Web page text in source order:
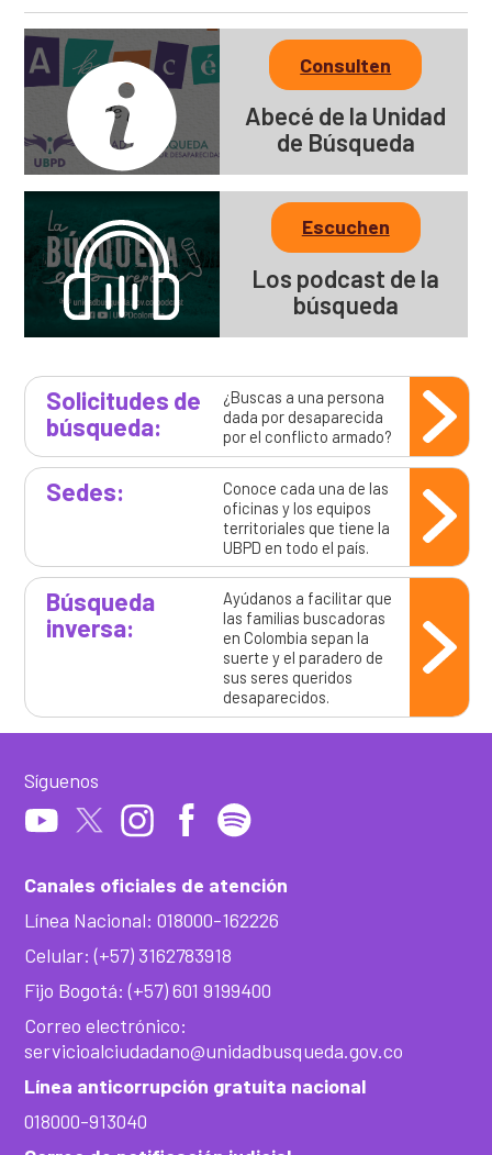
Consulten
Abecé de la Unidad
de Búsqueda
Escuchen
Los podcast de la
búsqueda
Solicitudes de
búsqueda:
¿Buscas a una persona
dada por desaparecida
por el conflicto armado?
Sedes:
Conoce cada una de las
oficinas y los equipos
territoriales que tiene la
UBPD en todo el país.
Búsqueda
inversa:
Ayúdanos a facilitar que
las familias buscadoras
en Colombia sepan la
suerte y el paradero de
sus seres queridos
desaparecidos.
Canales oficiales de atención
Línea Nacional: 018000-162226
Celular: (+57) 3162783918
Fijo Bogotá: (+57) 601 9199400
Correo electrónico:
servicioalciudadano@unidadbusqueda.gov.co
Línea anticorrupción gratuita nacional
018000-913040
Síguenos